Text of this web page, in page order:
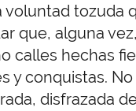
voluntad tozuda
que, alguna
calles hechas
y conquistas.
disfrazada